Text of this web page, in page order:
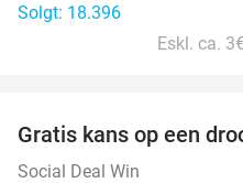
Solgt: 18.396
Eskl. ca.
Gratis kans op een
Social Deal Win